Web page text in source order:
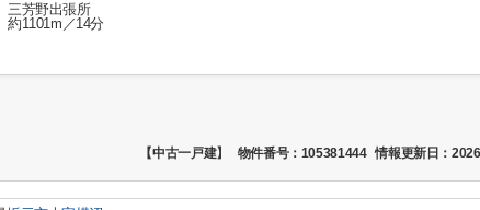
三芳野出張所
約1101m／14分
【中古一戸建】 物件番号：105381444 情報更新日：